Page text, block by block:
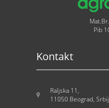
Pib
Kontakt
Raljska 11,
11050 Beograd,